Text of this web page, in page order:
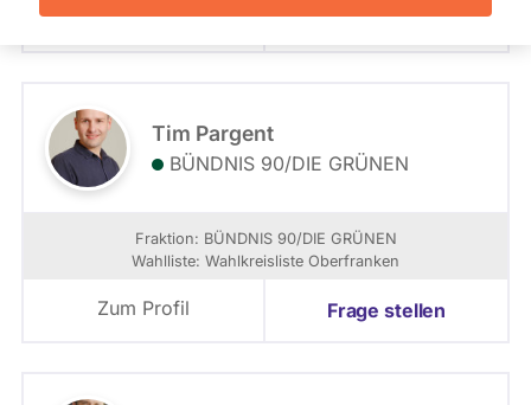
Archiv
Zum Profil Frage stellen
Tim Pargent
BÜNDNIS 90/­DIE GRÜNEN
Fraktion: BÜNDNIS 90/­DIE GRÜNEN
Wahlliste: Wahlkreisliste Oberfranken
Zum Profil Frage stellen